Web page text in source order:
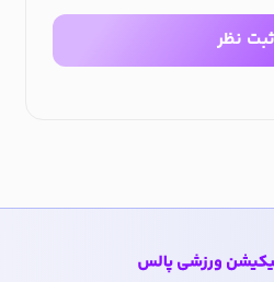
ثبت نظر